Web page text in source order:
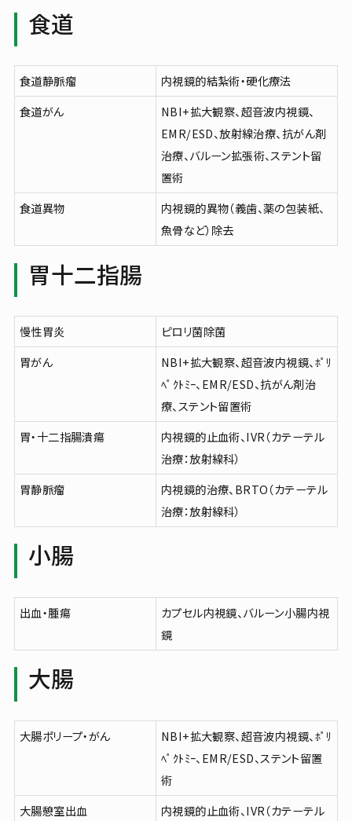
お支払いについて
処方箋・お薬手帳
患者さんへのお願い
お見舞いの方
フロアマップ
施設・設備案内
人間ドック・検（健）診
ご予約フォーム
食道
食道静脈瘤
内視鏡的結紮術・硬化療法
食道がん
NBI+拡大観察、超音波内視鏡、
EMR/ESD、放射線治療、抗がん剤
治療、バルーン拡張術、ステント留
置術
食道異物
内視鏡的異物（義歯、薬の包装紙、
魚骨など）除去
胃十二指腸
慢性胃炎
ピロリ菌除菌
胃がん
NBI+拡大観察、超音波内視鏡、ﾎﾟﾘ
ﾍﾟｸﾄﾐｰ、EMR/ESD、抗がん剤治
療、ステント留置術
胃・十二指腸潰瘍
内視鏡的止血術、IVR（カテーテル
治療：放射線科）
胃静脈瘤
内視鏡的治療、BRTO（カテーテル
治療：放射線科）
小腸
出血・腫瘍
カプセル内視鏡、バルーン小腸内視
鏡
大腸
大腸ポリープ・がん
NBI+拡大観察、超音波内視鏡、ﾎﾟﾘ
ﾍﾟｸﾄﾐｰ、EMR/ESD、ステント留置
術
大腸憩室出血
内視鏡的止血術、IVR（カテーテル